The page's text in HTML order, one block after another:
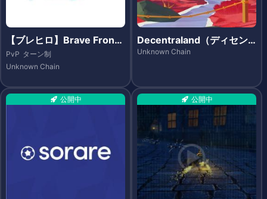
【ブレヒロ】Brave Fronti
er Heroes（ブレイブ フロ
ンティア ヒーローズ）- Et
PvP ターン制
Unknown Chain
Decentraland（ディセン
トラランド）
Unknown Chain
公開中 公開中